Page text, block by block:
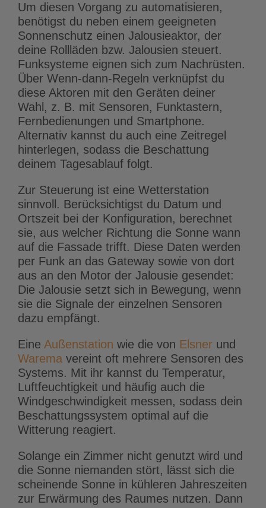
Um diesen Vorgang zu automatisieren,
benötigst du neben einem geeigneten
Sonnenschutz einen Jalousieaktor, der
deine Rollläden bzw. Jalousien steuert.
Funksysteme eignen sich zum Nachrüsten.
Über Wenn-dann-Regeln verknüpfst du
diese Aktoren mit den Geräten deiner
Wahl, z. B. mit Sensoren, Funktastern,
Fernbedienungen und Smartphone.
Alternativ kannst du auch eine Zeitregel
hinterlegen, sodass die Beschattung
deinem Tagesablauf folgt.
Zur Steuerung ist eine Wetterstation
sinnvoll. Berücksichtigst du Datum und
Ortszeit bei der Konfiguration, berechnet
sie, aus welcher Richtung die Sonne wann
auf die Fassade trifft. Diese Daten werden
per Funk an das Gateway sowie von dort
aus an den Motor der Jalousie gesendet:
Die Jalousie setzt sich in Bewegung, wenn
sie die Signale der einzelnen Sensoren
dazu empfängt.
Eine Außenstation wie die von Elsner und
Waremavereint oft mehrere Sensoren des
Systems. Mit ihr kannst du Temperatur,
Luftfeuchtigkeit und häufig auch die
Windgeschwindigkeit messen, sodass dein
Beschattungssystem optimal auf die
Witterung reagiert.
Solange ein Zimmer nicht genutzt wird und
die Sonne niemanden stört, lässt sich die
scheinende Sonne in kühleren Jahreszeiten
zur Erwärmung des Raumes nutzen. Dann